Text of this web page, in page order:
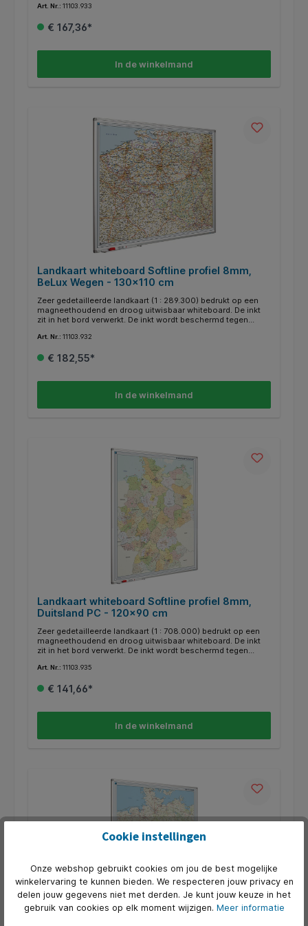
aanvraag. Voorzien van geanodiseerd softline profiel.
Art. Nr.: 11103.933
€ 167,36*
In de winkelmand
Landkaart whiteboard Softline profiel 8mm,
BeLux Wegen - 130x110 cm
Zeer gedetailleerde landkaart (1 : 289.300) bedrukt op een
magneethoudend en droog uitwisbaar whiteboard. De inkt
zit in het bord verwerkt. De inkt wordt beschermd tegen
aanvraag. Voorzien van geanodiseerd softline profiel.
Art. Nr.: 11103.932
€ 182,55*
In de winkelmand
Landkaart whiteboard Softline profiel 8mm,
Duitsland PC - 120x90 cm
Zeer gedetailleerde landkaart (1 : 708.000) bedrukt op een
magneethoudend en droog uitwisbaar whiteboard. De inkt
zit in het bord verwerkt. De inkt wordt beschermd tegen
aanvraag. Voorzien van geanodiseerd softline profiel.
Art. Nr.: 11103.935
€ 141,66*
In de winkelmand
Cookie instellingen
Onze webshop gebruikt cookies om jou de best mogelijke
winkelervaring te kunnen bieden. We respecteren jouw privacy en
delen jouw gegevens niet met derden. Je kunt jouw keuze in het
gebruik van cookies op elk moment wijzigen. Meer informatie